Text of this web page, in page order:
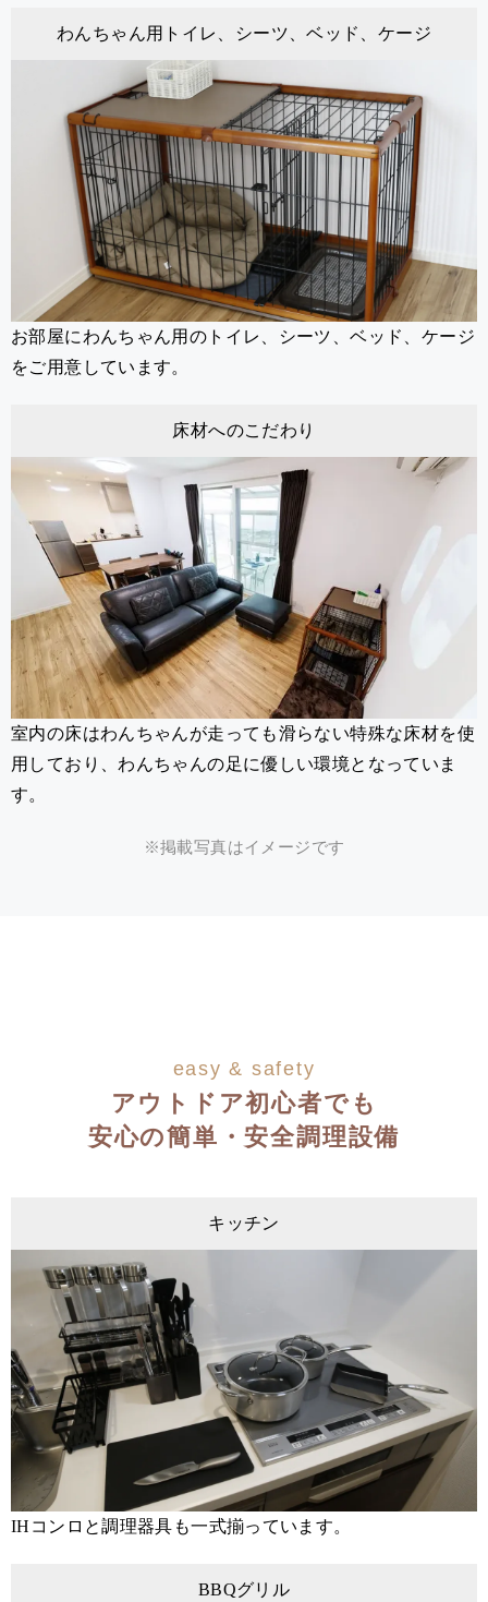
わんちゃん用トイレ、シーツ、ベッド、ケージ
お部屋にわんちゃん用のトイレ、シーツ、ベッド、ケージ
をご用意しています。
床材へのこだわり
室内の床はわんちゃんが走っても滑らない特殊な床材を使
用しており、わんちゃんの足に優しい環境となっていま
す。
※掲載写真はイメージです
easy & safety
アウトドア初心者でも
安心の簡単・安全調理設備
キッチン
IHコンロと調理器具も一式揃っています。
BBQグリル